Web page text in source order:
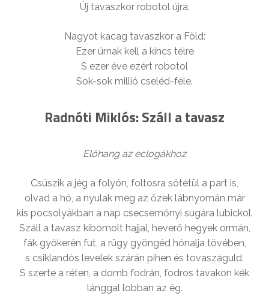
Új tavaszkor robotol újra.
Nagyot kacag tavaszkor a Föld:
Ezer úrnak kell a kincs télre
S ezer éve ezért robotol
Sok-sok millió cseléd-féle.
Radnóti Miklós: Száll a tavasz
Előhang az eclogákhoz
Csúszik a jég a folyón, foltosra sötétül a part is,
olvad a hó, a nyulak meg az őzek lábnyomán már
kis pocsolyákban a nap csecsemőnyi sugára lubickol.
Száll a tavasz kibomolt hajjal, heverő hegyek ormán,
fák gyökerén fut, a rügy gyöngéd hónalja tövében,
s csiklandós levelek szárán pihen és tovaszáguld.
S szerte a réten, a domb fodrán, fodros tavakon kék
lánggal lobban az ég.